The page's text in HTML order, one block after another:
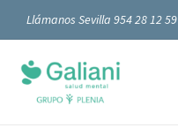
Llámanos Sevilla 954 28 12 59